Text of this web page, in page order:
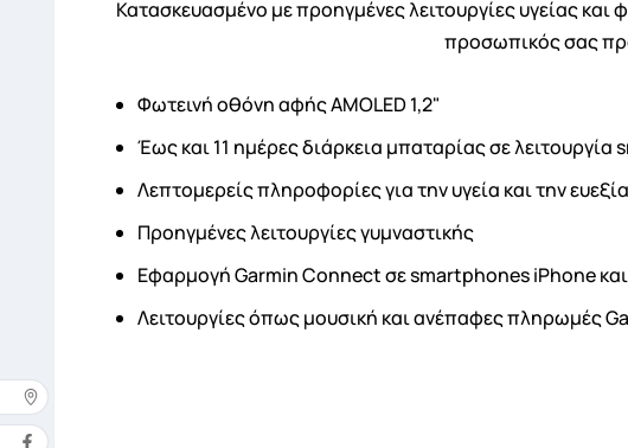
Κατασκευασμένο με προηγμένες λειτουργίες υγείας
προσωπικός σας
Φωτεινή οθόνη αφής AMOLED 1,2"
Έως και 11 ημέρες διάρκεια μπαταρίας σε
Λεπτομερείς πληροφορίες για την υγεία και την ευεξία
Προηγμένες λειτουργίες γυμναστικής
Εφαρμογή Garmin Connect σε smartphones iPhone
Λειτουργίες όπως μουσική και ανέπαφες πληρωμές